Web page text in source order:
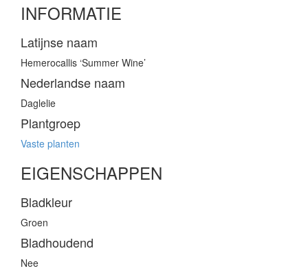
INFORMATIE
Latijnse naam
Hemerocallis ‘Summer Wine’
Nederlandse naam
Daglelie
Plantgroep
Vaste planten
EIGENSCHAPPEN
Bladkleur
Groen
Bladhoudend
Nee